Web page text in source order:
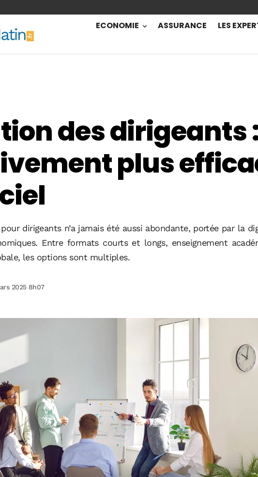
ECONOMIE ASSURANCE LES
des dirigeants
plus
dirigeants n’a jamais été aussi abondante, portée par la
Entre formats courts et longs, enseignement
les options sont multiples.
2025 8h07